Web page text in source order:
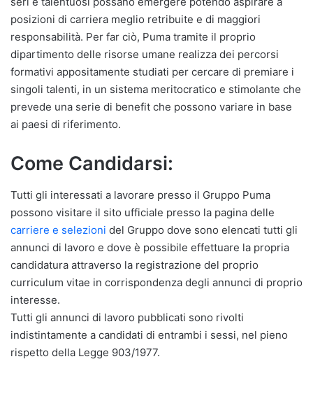
posizioni di carriera meglio retribuite e di maggiori
responsabilità. Per far ciò, Puma tramite il proprio
dipartimento delle risorse umane realizza dei percorsi
formativi appositamente studiati per cercare di premiare i
singoli talenti, in un sistema meritocratico e stimolante che
prevede una serie di benefit che possono variare in base
ai paesi di riferimento.
Come Candidarsi:
Tutti gli interessati a lavorare presso il Gruppo Puma
possono visitare il sito ufficiale presso la pagina delle
carriere e selezioni del Gruppo dove sono elencati tutti gli
annunci di lavoro e dove è possibile effettuare la propria
candidatura attraverso la registrazione del proprio
curriculum vitae in corrispondenza degli annunci di proprio
interesse.
Tutti gli annunci di lavoro pubblicati sono rivolti
indistintamente a candidati di entrambi i sessi, nel pieno
rispetto della Legge 903/1977.